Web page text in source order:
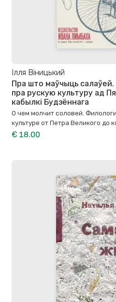
Ілля Віницький
Пра што маўчыць салаўей.
пра рускую культуру ад
кабылкі Будзённага
О чем молчит соловей.
культуре от Петра Великого до
€ 18.00